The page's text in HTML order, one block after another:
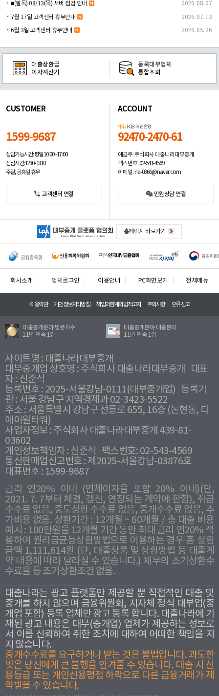
■(필독) 08/13(목) 서버 점검 안내 2026. 08. 07
7월 17일 고객센터 휴무안내 2026. 07. 13
6월 3일 고객센터 휴무안내 2026. 05. 26
대출상환금
이자계산기
등록대부업체
통합조회
CUSTOMER
1599-9687
상담가능시간: 평일10:00 -17:00
점심시간: 12:30 - 13:30
주말, 공휴일 휴무
고객센터 연결
ACCOUNT
92470-2470-61
예금주: 주식회사 대출나라대부중개
팩스번호: 02-543-4569
이메일: na-0366@naver.com
민원상담 연결
홈페이지 바로가기
회사소개 업체로그인 이용안내 PC화면보기 전체메뉴
이용약관 개인정보처리방침 책임의한계와법적고지 주의사항 오류신고
대출중개분야 방문자수
11년 연속 1위
대출중개분야 대출문의
11년 연속 1위
사이트명 : 대출나라대부중개
대부중개업 상호명 : 주식회사 대출나라대부중개
대표
자 : 신준식
등록번호 : 2025-서울강남-0111(대부중개업) 등록기
관 : 서울 강남구 지역경제과 02-3423-5522
주소 : 서울특별시 강남구 선릉로 655, 16층 (논현동, 디
에이원타워)
사업자정보 : 주식회사 대출나라대부중개 439-81-
03602
개인정보책임자 : 신준식
팩스번호: 02-543-4569
통신판매업신고번호 : 제2025-서울강남-03876호
대표번호 : 1599-9687
금리 연20% 이내 (연체이자율 포함 20% 이내)(단,
2021. 7. 7부터 체결, 갱신, 연장되는 계약에 한함), 취급
수수료 없음, 중도상환 수수료 없음, 중개수수료 없음, 추
가비용 없음. 상환기간 : 12개월 ~ 60개월 / 총 대출 비용
예시 : 100만원을 12개월 기간 동안 최대 금리 연20% 적
용하여 원리금균등상환방법으로 이용하는 경우 총 상환
금액 1,111,614원 (단, 대출상품 및 상환방법 등 대출계
약 내용에 따라 달라질 수 있습니다.) 채무의 조기상환수
수료율 등 조기상환조건 없음.
대출나라는 광고 플랫폼만 제공할 뿐 직접적인 대출 및
중개를 하지 않으며 금융위원회, 지자체 정식 대부업(중
개업 포함) 등록 업체만 광고 등록 합니다. 대출나라에 기
재된 광고 내용은 대부(중개업) 업체가 제공하는 정보로
서 이를 신뢰하여 취한 조치에 대하여 어떠한 책임을 지
지 않습니다.
중개수수료를 요구하거나 받는 것은 불법입니다. 과도한
빛은 당신에게 큰 불행을 안겨줄 수 있습니다. 대출 시 신
용등급 또는 개인신용평점 하락으로 다른 금융거래가 제
약받을 수 있습니다.